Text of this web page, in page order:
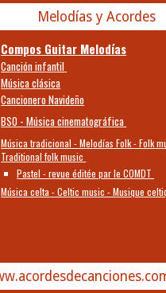
Melodías y Acordes
Compos Guitar Melodías
Canción infantil
Música clásica
Cancionero Navideño
BSO - Música cinematográfica
Música tradicional - Melodías Folk - Folk
Traditional folk music
Pastel - revue éditée par le COMDT
Música celta - Celtic music - Musique